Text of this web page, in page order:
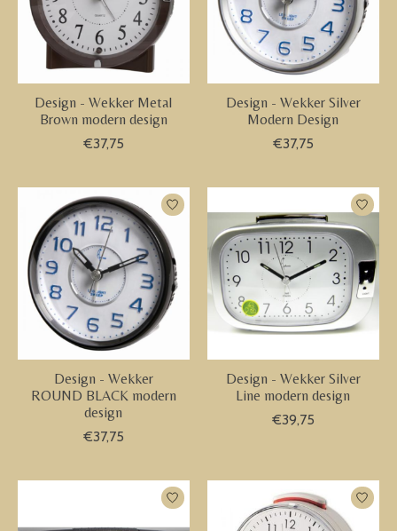
Design - Wekker Metal
Brown modern design
€37,75
Design - Wekker Silver
Modern Design
€37,75
Design - Wekker
ROUND BLACK modern
design
€37,75
Design - Wekker Silver
Line modern design
€39,75